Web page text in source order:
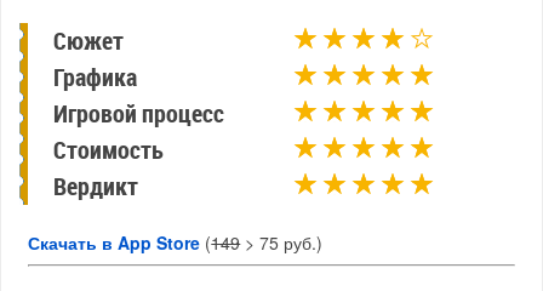
Сюжет
Графика
Игровой процесс
Стоимость
Вердикт
Скачать в App Store (149> 75 руб.)